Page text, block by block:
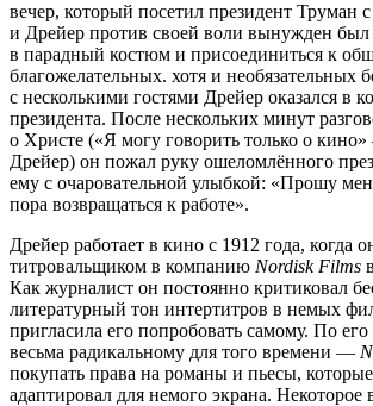
вечер, который посетил президент Труман
и Дрейер против своей воли вынужден был
в парадный костюм и присоединиться к
благожелательных. хотя и необязательных
с несколькими гостями Дрейер оказался в
президента. После нескольких минут
о Христе («Я могу говорить только о
Дрейер) он пожал руку ошеломлённого
ему с очаровательной улыбкой: «Прошу
пора возвращаться к работе».
Дрейер работает в кино с 1912 года, когда
титровальщиком в компанию Nordisk Films
Как журналист он постоянно критиковал
литературный тон интертитров в немых
пригласила его попробовать самому. По
весьма радикальному для того времени —
покупать права на романы и пьесы,
адаптировал для немого экрана. Некоторое